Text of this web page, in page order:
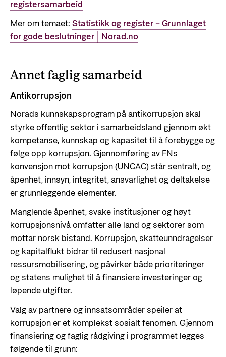
registersamarbeid
Mer om temaet: Statistikk og register – Grunnlaget
for gode beslutninger | Norad.no
Annet faglig samarbeid
Antikorrupsjon
Norads kunnskapsprogram på antikorrupsjon skal
styrke offentlig sektor i samarbeidsland gjennom økt
kompetanse, kunnskap og kapasitet til å forebygge og
følge opp korrupsjon. Gjennomføring av FNs
konvensjon mot korrupsjon (UNCAC) står sentralt, og
åpenhet, innsyn, integritet, ansvarlighet og deltakelse
er grunnleggende elementer.
Manglende åpenhet, svake institusjoner og høyt
korrupsjonsnivå omfatter alle land og sektorer som
mottar norsk bistand. Korrupsjon, skatteunndragelser
og kapitalflukt bidrar til redusert nasjonal
ressursmobilisering, og påvirker både prioriteringer
og statens mulighet til å finansiere investeringer og
løpende utgifter.
Valg av partnere og innsatsområder speiler at
korrupsjon er et komplekst sosialt fenomen. Gjennom
finansiering og faglig rådgiving i programmet legges
følgende til grunn: